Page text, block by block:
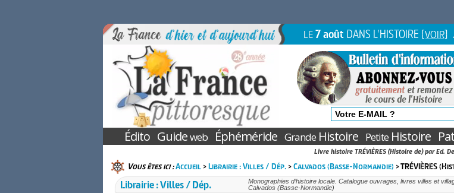
LE7 août DANS L'HISTOIRE [VOIR]
Édito Guideweb Éphéméride GrandeHistoire PetiteHistoire
Livre histoire TRÉVIÈRES (Histoire de) par Ed.
Vous êtes ici :Accueil>Librairie : Villes / Dép.>Calvados (Basse-Normandie) > TRÉVIÈRES
Librairie : Villes / Dép.
Monographies d’histoire locale. Catalogue ouvrages, livres villes et
Calvados (Basse-Normandie)